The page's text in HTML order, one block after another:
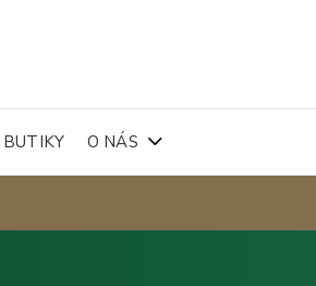
BUTIKY O NÁS